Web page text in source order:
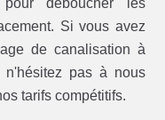
déboucher les
Si vous avez
de canalisation à
n'hésitez pas à nous
tarifs compétitifs.